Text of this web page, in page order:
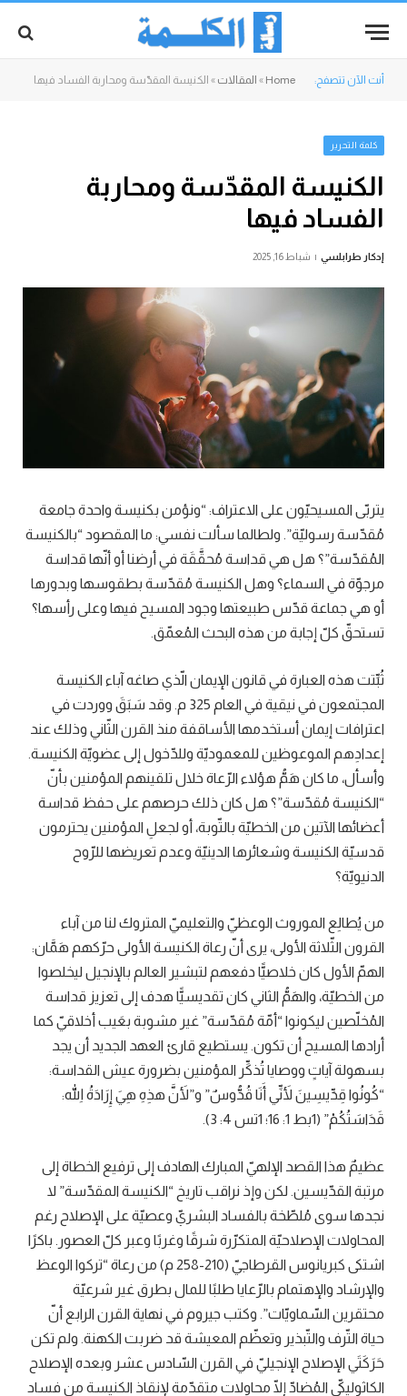
أنت الآن تتصفح: Home
» المقالات » الكنيسة المقدّسة ومحاربة الفساد فيها
كلمة التحرير
الكنيسة المقدّسة ومحاربة
الفساد فيها
إدكار طرابلسي شباط 16, 2025
يتربّى المسيحيّون على الاعتراف: “ونؤمن بكنيسة واحدة جامعة
مُقدّسة رسوليّة”. ولطالما سألت نفسي: ما المقصود “بالكنيسة
المُقدّسة”؟ هل هي قداسة مُحقَّقَة في أرضنا أو أنّها قداسة
مرجوّة في السماء؟ وهل الكنيسة مُقدّسة بطقوسها وبدورها
أو هي جماعة قدّس طبيعتها وجود المسيح فيها وعلى رأسها؟
تستحقّ كلّ إجابة من هذه البحث المُعمّق.
ثُبِّتت هذه العبارة في قانون الإيمان الّذي صاغه آباء الكنيسة
المجتمعون في نيقية في العام 325 م. وقد سَبَقَ ووردت في
اعترافات إيمان أستخدمها الأساقفة منذ القرن الثّاني وذلك عند
إعدادِهم الموعوظين للمعموديّة وللدّخول إلى عضويّة الكنيسة.
وأسأل، ما كان هَمُّ هؤلاء الرّعاة خلال تلقينهم المؤمنين بأنّ
“الكنيسة مُقدّسة”؟ هل كان ذلك حرصهم على حفظ قداسة
أعضائها الآتين من الخطيّة بالتّوبة، أو لجعلِ المؤمنين يحترمون
قدسيّة الكنيسة وشعائرها الدينيّة وعدم تعريضها للرّوح
الدنيويّة؟
من يُطالِع الموروث الوعظيّ والتعليميّ المتروك لنا من آباء
القرون الثّلاثة الأولى، يرى أنّ رعاة الكنيسة الأولى حرّكهم هَمَّان:
الهمّ الأول كان خلاصيًّا دفعهم لتبشير العالم بالإنجيل ليخلصوا
من الخطيّة، والهَمُّ الثاني كان تقديسيًّا هدف إلى تعزيز قداسة
المُخلّصين ليكونوا “أمّة مُقدّسة” غير مشوبة بعَيب أخلاقيّ كما
أرادها المسيح أن تكون. يستطيع قارئ العهد الجديد أن يجد
بسهولة آياتٍ ووصايا تُذكِّر المؤمنين بضرورة عيش القداسة:
“كُونُوا قِدِّيسِينَ لأَنِّي أَنَا قُدُّوسٌ” و”لأَنَّ هذِهِ هِيَ إِرَادَةُ اللهِ:
قَدَاسَتُكُمْ” (1بط 1: 16؛ 1تس 4: 3).
عظيمٌ هذا القصد الإلهيّ المبارك الهادف إلى ترفيع الخطاة إلى
مرتبة القدّيسين. لكن وإذ نراقب تاريخ “الكنيسة المقدّسة” لا
نجدها سوى مُلطّخة بالفساد البشريّ وعصيّة على الإصلاح رغم
المحاولات الإصلاحيّة المتكرّرة شرقًا وغربًا وعبر كلّ العصور. باكرًا
اشتكى كبريانوس القرطاجيّ (210-258 م) من رعاة “تركوا الوعظ
والإرشاد والإهتمام بالرّعايا طلبًا للمال بطرق غير شرعيّة
محتقرين السّماويّات”. وكتب جيروم في نهاية القرن الرابع أنّ
حياة التّرف والتّبذير وتعظّم المعيشة قد ضربت الكهنة. ولم تكن
حَرَكَتَي الإصلاح الإنجيليّ في القرن السّادس عشر وبعده الإصلاح
الكاثوليكيّ المُضادّ إلّا محاولات متقدّمة لإنقاذ الكنيسة من فساد